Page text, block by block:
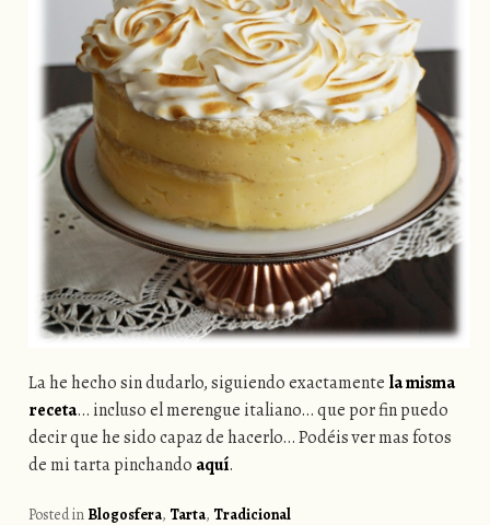
La he hecho sin dudarlo, siguiendo exactamente la misma
receta… incluso el merengue italiano… que por fin puedo
decir que he sido capaz de hacerlo… Podéis ver mas fotos
de mi tarta pinchando aquí.
Posted in Blogosfera, Tarta, Tradicional